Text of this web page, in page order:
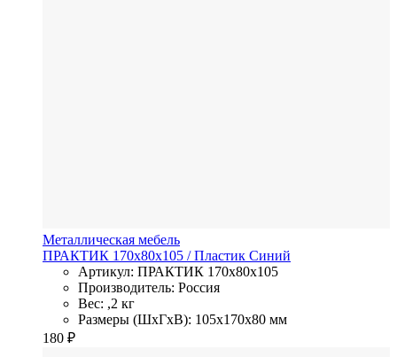
Металлическая мебель
ПРАКТИК 170х80х105 / Пластик Синий
Артикул: ПРАКТИК 170х80х105
Производитель: Россия
Вес: ,2 кг
Размеры (ШхГхВ): 105x170x80 мм
180 ₽